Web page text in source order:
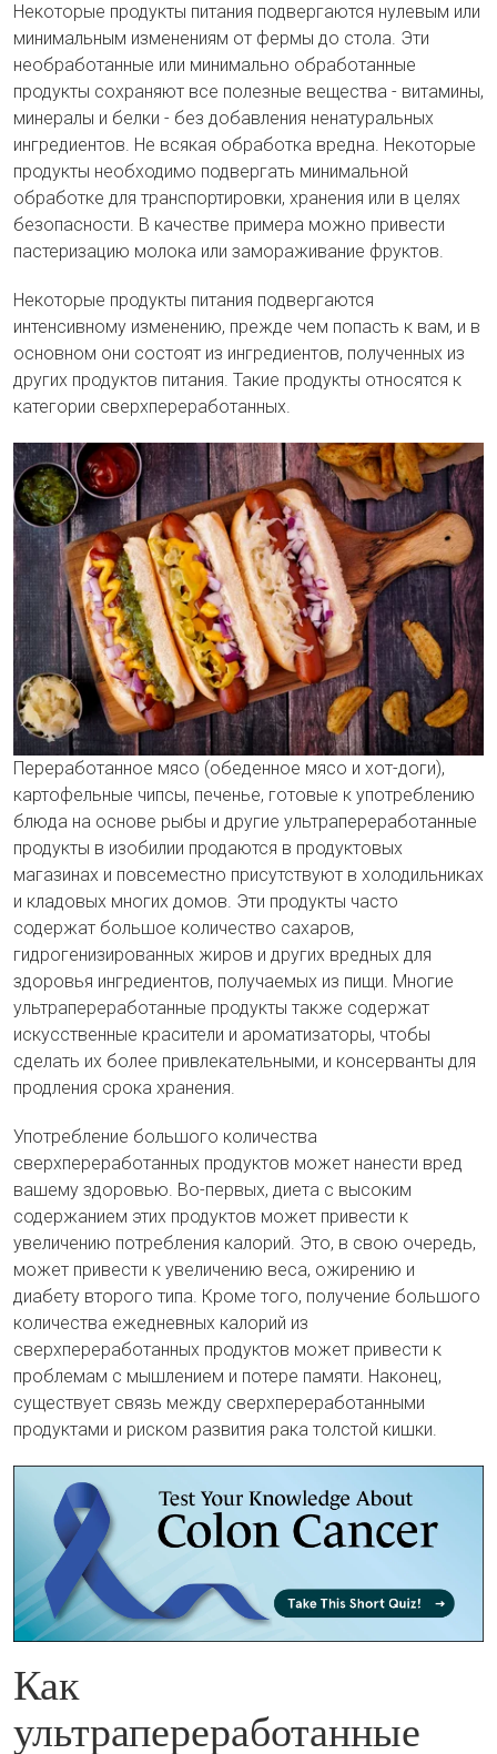
Некоторые продукты питания подвергаются нулевым или
минимальным изменениям от фермы до стола. Эти
необработанные или минимально обработанные
продукты сохраняют все полезные вещества - витамины,
минералы и белки - без добавления ненатуральных
ингредиентов. Не всякая обработка вредна. Некоторые
продукты необходимо подвергать минимальной
обработке для транспортировки, хранения или в целях
безопасности. В качестве примера можно привести
пастеризацию молока или замораживание фруктов.
Некоторые продукты питания подвергаются
интенсивному изменению, прежде чем попасть к вам, и в
основном они состоят из ингредиентов, полученных из
других продуктов питания. Такие продукты относятся к
категории сверхпереработанных.
Переработанное мясо (обеденное мясо и хот-доги),
картофельные чипсы, печенье, готовые к употреблению
блюда на основе рыбы и другие ультрапереработанные
продукты в изобилии продаются в продуктовых
магазинах и повсеместно присутствуют в холодильниках
и кладовых многих домов. Эти продукты часто
содержат большое количество сахаров,
гидрогенизированных жиров и других вредных для
здоровья ингредиентов, получаемых из пищи. Многие
ультрапереработанные продукты также содержат
искусственные красители и ароматизаторы, чтобы
сделать их более привлекательными, и консерванты для
продления срока хранения.
Употребление большого количества
сверхпереработанных продуктов может нанести вред
вашему здоровью. Во-первых, диета с высоким
содержанием этих продуктов может привести к
увеличению потребления калорий. Это, в свою очередь,
может привести к увеличению веса, ожирению и
диабету второго типа. Кроме того, получение большого
количества ежедневных калорий из
сверхпереработанных продуктов может привести к
проблемам с мышлением и потере памяти. Наконец,
существует связь между сверхпереработанными
продуктами и риском развития рака толстой кишки.
Как
ультрапереработанные